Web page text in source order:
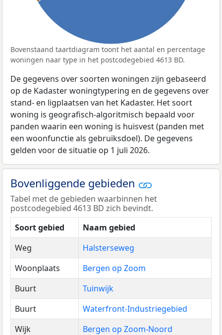
Bovenstaand taartdiagram toont het aantal en percentage
woningen naar type in het postcodegebied 4613 BD.
De gegevens over soorten woningen zijn gebaseerd
op de Kadaster woningtypering en de gegevens over
stand- en ligplaatsen van het Kadaster. Het soort
woning is geografisch-algoritmisch bepaald voor
panden waarin een woning is huisvest (panden met
een woonfunctie als gebruiksdoel). De gegevens
gelden voor de situatie op 1 juli 2026.
Bovenliggende gebieden
Tabel met de gebieden waarbinnen het
postcodegebied 4613 BD zich bevindt.
Soort gebied
Naam gebied
Weg
Halsterseweg
Woonplaats
Bergen op Zoom
Buurt
Tuinwijk
Buurt
Waterfront-Industriegebied
Wijk
Bergen op Zoom-Noord